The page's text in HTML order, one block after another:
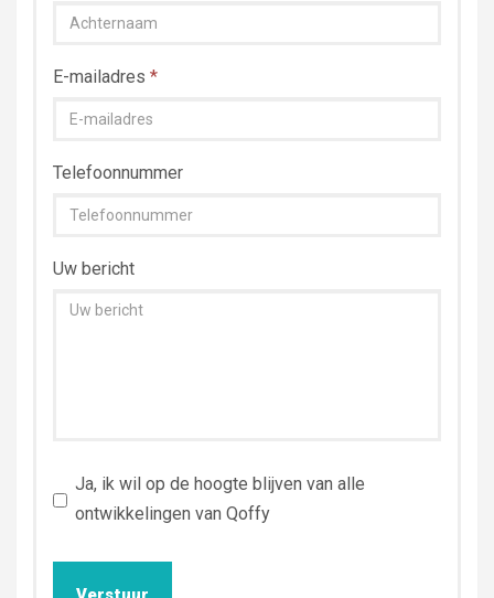
E-mailadres *
Telefoonnummer
Uw bericht
Ja, ik wil op de hoogte blijven van alle
ontwikkelingen van Qoffy